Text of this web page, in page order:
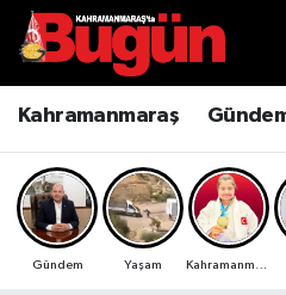
Kahramanmaraş
Gündem Yaşam
Kahramanmaraş
Kahramanmaraş
Bilim ve Teknoloji
Çevre
Kahramanmaraş
Kahramanmaraş Hava
Kahramanmaraş
Kahramanmaraş Trafik